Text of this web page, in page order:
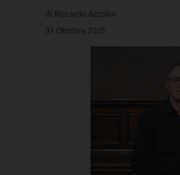
di Riccardo Azzolini
31 Ottobre 2025